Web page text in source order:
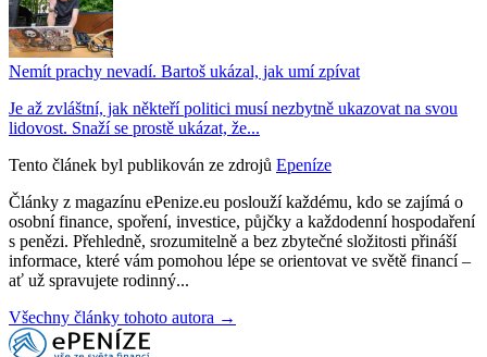
Nemít prachy nevadí. Bartoš ukázal, jak umí zpívat
Je až zvláštní, jak někteří politici musí nezbytně ukazovat na svou
lidovost. Snaží se prostě ukázat, že...
Tento článek byl publikován ze zdrojů Epeníze
Články z magazínu ePenize.eu poslouží každému, kdo se zajímá o
osobní finance, spoření, investice, půjčky a každodenní hospodaření
s penězi. Přehledně, srozumitelně a bez zbytečné složitosti přináší
informace, které vám pomohou lépe se orientovat ve světě financí –
ať už spravujete rodinný...
Všechny články tohoto autora →